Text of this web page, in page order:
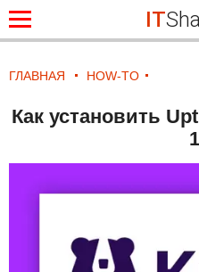
IT
ГЛАВНАЯ HOW-TO
Как установить